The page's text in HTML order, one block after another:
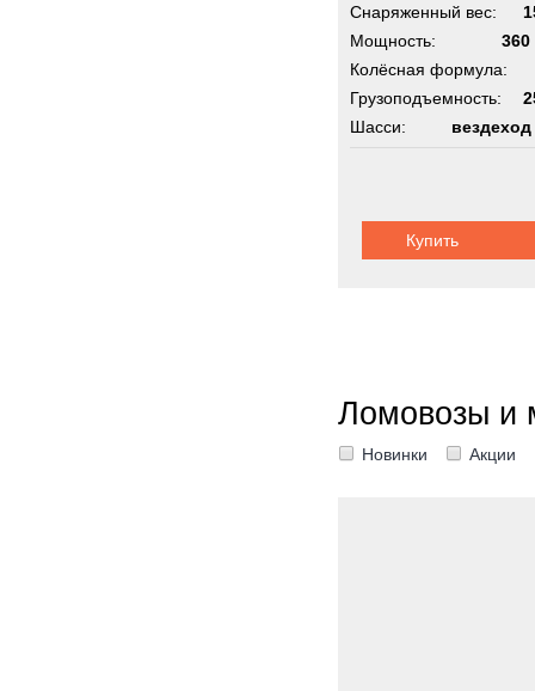
Снаряженный вес:
Мощность:
360
Колёсная формула:
Грузоподъемность:
Шасси:
вездеход
Купить
Ломовозы и
Новинки Акции